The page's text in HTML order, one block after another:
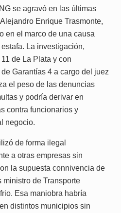
se agravó en las últimas
Enrique Trasmonte,
en el marco de una causa
La investigación,
de La Plata y con
Garantías 4 a cargo del juez
el peso de las denuncias
y podría derivar en
contra funcionarios y
negocio.
de forma ilegal
a otras empresas sin
la supuesta connivencia de
de Transporte
Esa maniobra habría
distintos municipios sin